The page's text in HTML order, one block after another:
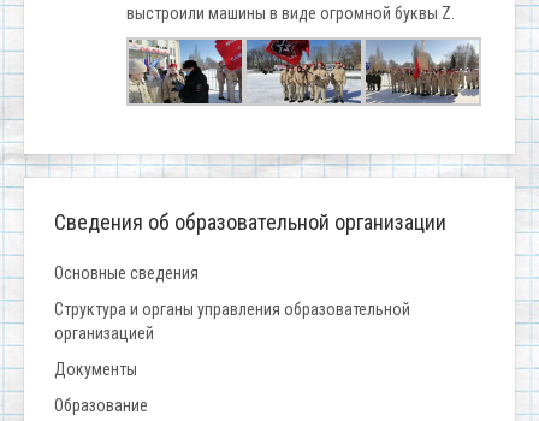
выстроили машины в виде огромной буквы Z.
Сведения об образовательной организации
Основные сведения
Структура и органы управления образовательной
организацией
Документы
Образование